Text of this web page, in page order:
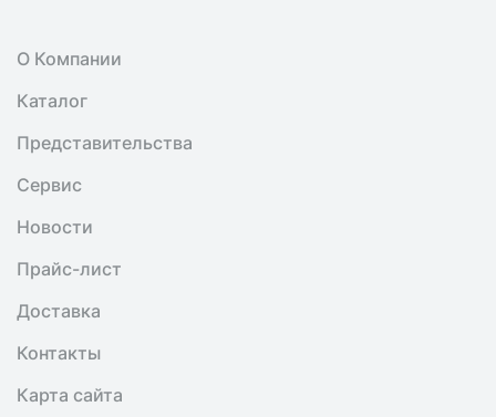
О Компании
Каталог
Представительства
Сервис
Новости
Прайс-лист
Доставка
Контакты
Карта сайта